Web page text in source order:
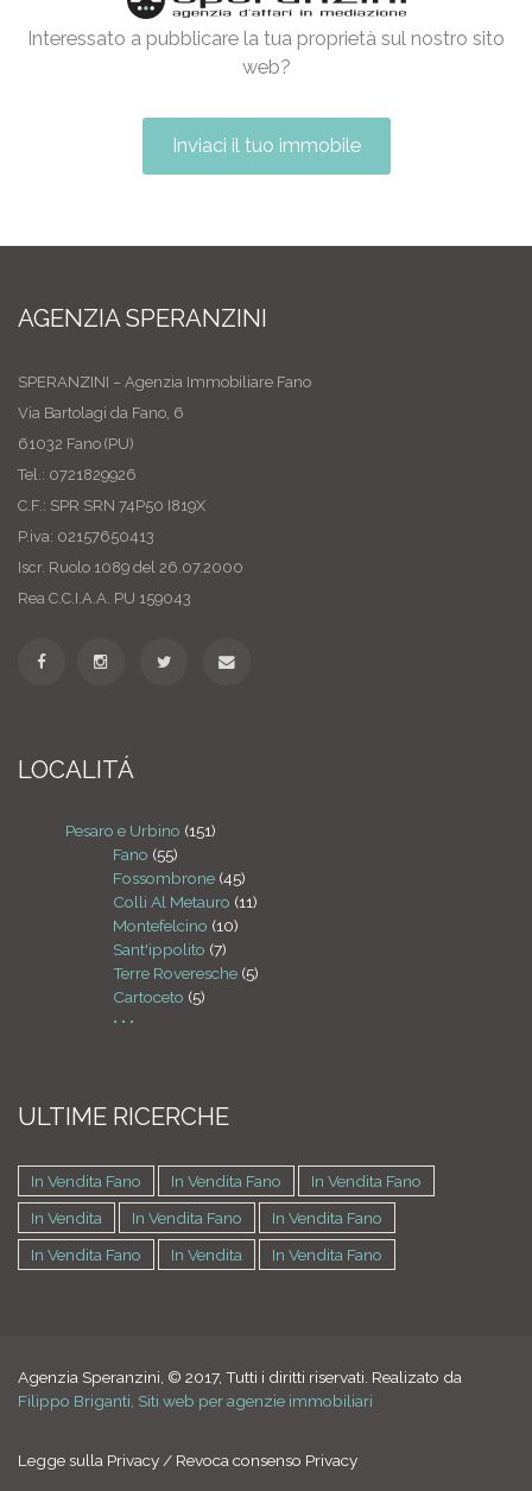
Interessato a pubblicare la tua proprietà sul nostro sito
web?
Inviaci il tuo immobile
AGENZIA SPERANZINI
SPERANZINI – Agenzia Immobiliare Fano
Via Bartolagi da Fano, 6
61032 Fano (PU)
Tel.: 0721829926
C.F.: SPR SRN 74P50 I819X
P.iva: 02157650413
Iscr. Ruolo 1089 del 26.07.2000
Rea C.C.I.A.A. PU 159043
LOCALITÁ
Pesaro e Urbino (151)
Fano (55)
Fossombrone (45)
Colli Al Metauro (11)
Montefelcino (10)
Sant'ippolito (7)
Terre Roveresche (5)
Cartoceto (5)
• • •
ULTIME RICERCHE
In Vendita Fano In Vendita Fano
In Vendita Fano
In Vendita
In Vendita Fano
In Vendita Fano
In Vendita Fano
In Vendita In Vendita Fano
Agenzia Speranzini, © 2017, Tutti i diritti riservati. Realizato da
Filippo Briganti, Siti web per agenzie immobiliari
Legge sulla Privacy / Revoca consenso Privacy